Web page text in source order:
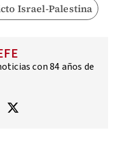
Israel-Palestina
con 84 años de